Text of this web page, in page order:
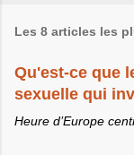
Les 8 articles les
Qu'est-ce que
sexuelle qui
Heure d’Europe